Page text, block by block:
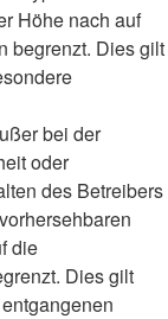
Höhe nach auf
begrenzt. Dies gilt
bei der
oder
des Betreibers
die
Dies gilt